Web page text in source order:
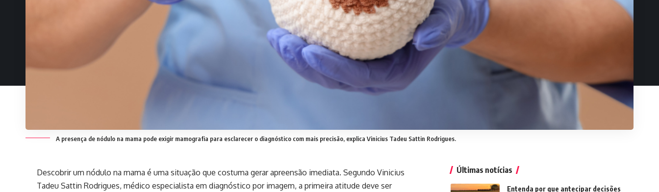
A presença de nódulo na mama pode exigir mamografia para esclarecer o diagnóstico com mais precisão, explica Vinicius Tadeu Sattin Rodrigues.
Descobrir um nódulo na mama é uma situação que costuma gerar apreensão imediata. Segundo Vinicius
Tadeu Sattin Rodrigues, médico especialista em diagnóstico por imagem, a primeira atitude deve ser
Últimas notícias
Entenda por que antecipar decisões